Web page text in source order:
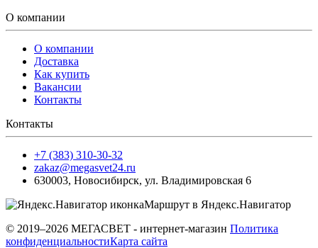
О компании
О компании
Доставка
Как купить
Вакансии
Контакты
Контакты
+7 (383) 310-30-32
zakaz@megasvet24.ru
630003, Новосибирск, ул. Владимировская 6
Маршрут в Яндекс.Навигатор
© 2019–2026 МЕГАСВЕТ - интернет-магазин Политика
конфиденциальностиКарта сайта